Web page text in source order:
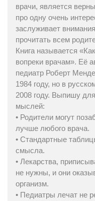
врачи, является
про одну очень
заслуживает
прочитать всем
Книга называется
вопреки врачам». Её
педиатр Роберт
1984 году, но в
2008 году. Выпишу
мыслей:
• Родители могут
лучше любого врача.
• Стандартные
смысла.
• Лекарства,
не нужны, и они
организм.
• Педиатры лечат не